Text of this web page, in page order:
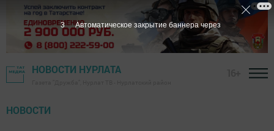
НОВОСТИ НУРЛАТА
НОВОСТИ
3 Автоматическое закрытие баннера через